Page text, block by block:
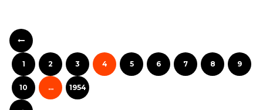
1 2 3 4 5 6 7 8 9
10 ... 1954